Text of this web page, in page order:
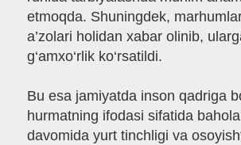
etmoqda. Shuningdek,
a’zolari holidan xabar olinib,
g‘amxo‘rlik ko‘rsatildi.
Bu esa jamiyatda inson qadriga
hurmatning ifodasi sifatida
davomida yurt tinchligi va